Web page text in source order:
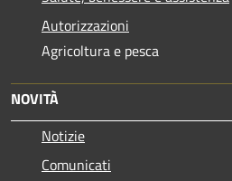
Autorizzazioni
Agricoltura e pesca
NOVITÀ
Notizie
Comunicati